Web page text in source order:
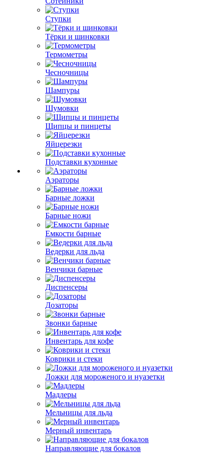
Ступки
Тёрки и шинковки
Термометры
Чесночницы
Шампуры
Шумовки
Щипцы и пинцеты
Яйцерезки
Подставки кухонные
Аэраторы
Барные ложки
Барные ножи
Емкости барные
Ведерки для льда
Венчики барные
Диспенсеры
Дозаторы
Звонки барные
Инвентарь для кофе
Коврики и стеки
Ложки для мороженого и нуазетки
Мадлеры
Мельницы для льда
Мерный инвентарь
Направляющие для бокалов